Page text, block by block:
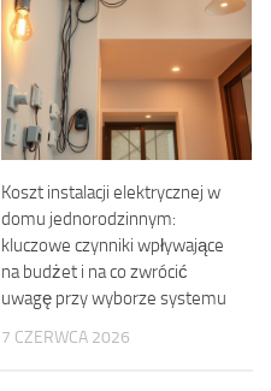
Koszt instalacji elektrycznej w
domu jednorodzinnym:
kluczowe czynniki wpływające
na budżet i na co zwrócić
uwagę przy wyborze systemu
7 CZERWCA 2026